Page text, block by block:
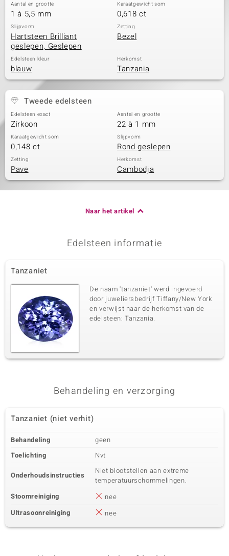
Aantal en grootte
1 à 5,5 mm
Karaatgewicht som
0,618 ct
Slijpvorm
Hartsteen Brilliant
geslepen, Geslepen
Zetting
Bezel
Edelsteen kleur
blauw
Herkomst
Tanzania
Tweede edelsteen
Edelsteen exact
Zirkoon
Aantal en grootte
22 à 1 mm
Karaatgewicht som
0,148 ct
Slijpvorm
Rond geslepen
Zetting
Pave
Herkomst
Cambodja
Naar het artikel
Edelsteen informatie
Tanzaniet
De naam 'tanzaniet' werd ingevoerd
door juweliersbedrijf Tiffany/New York
en verwijst naar de herkomst van de
edelsteen: Tanzania.
Behandeling en verzorging
Tanzaniet (niet verhit)
Behandeling
geen
Toelichting
Nvt
Onderhoudsinstructies
Niet blootstellen aan extreme
temperatuurschommelingen.
Stoomreiniging
nee
Ultrasoonreiniging
nee